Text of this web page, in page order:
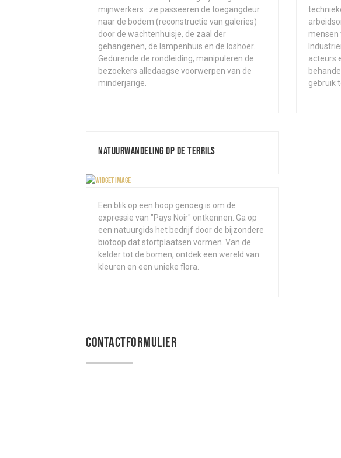
mijnwerkers : ze passeeren de toegangdeur
naar de bodem (reconstructie van galeries)
door de wachtenhuisje, de zaal der
gehangenen, de lampenhuis en de loshoer.
Gedurende de rondleiding, manipuleren de
bezoekers alledaagse voorwerpen van de
minderjarige.
Natuurwandeling op de terrils
Een blik op een hoop genoeg is om de
expressie van "Pays Noir" ontkennen. Ga op
een natuurgids het bedrijf door de bijzondere
biotoop dat stortplaatsen vormen. Van de
kelder tot de bomen, ontdek een wereld van
kleuren en een unieke flora.
mensen
acteurs
gebruik
CONTACTFORMULIER